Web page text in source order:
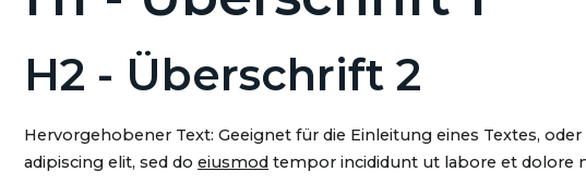
H2 - Überschrift 2
Hervorgehobener Text: Geeignet für die Einleitung eines Textes,
adipiscing elit, sed do eiusmod tempor incididunt ut labore et dolore